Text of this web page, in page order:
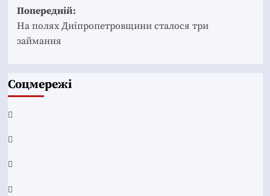
Post
navigation
Попередній:
На полях Дніпропетровщини сталося три
займання
Соцмережі
Facebook
YouTube
Telegram
Instagram